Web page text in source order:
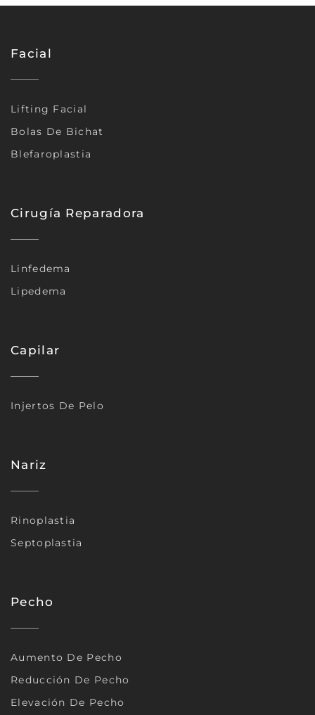
Facial
Lifting Facial
Bolas De Bichat
Blefaroplastia
Cirugía Reparadora
Linfedema
Lipedema
Capilar
Injertos De Pelo
Nariz
Rinoplastia
Septoplastia
Pecho
Aumento De Pecho
Reducción De Pecho
Elevación De Pecho